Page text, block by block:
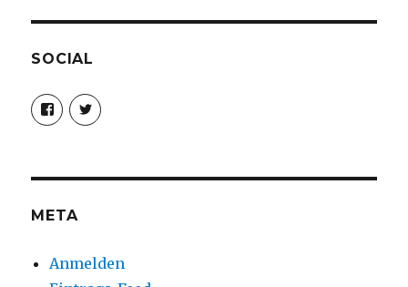
SOCIAL
Profil
von
christoph.fleischer1
anzeigen
Profil
von
anzeigen
META
Anmelden